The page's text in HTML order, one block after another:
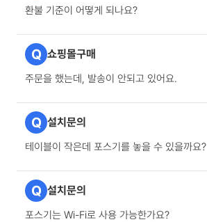
환불 기준이 어떻게 되나요?
Q 쇼핑몰구매
주문을 했는데, 발송이 안되고 있어요.
Q 설치문의
테이블이 작은데 포스기를 놓을 수 있을까요?
Q 설치문의
포스기는 Wi-Fi로 사용 가능한가요?